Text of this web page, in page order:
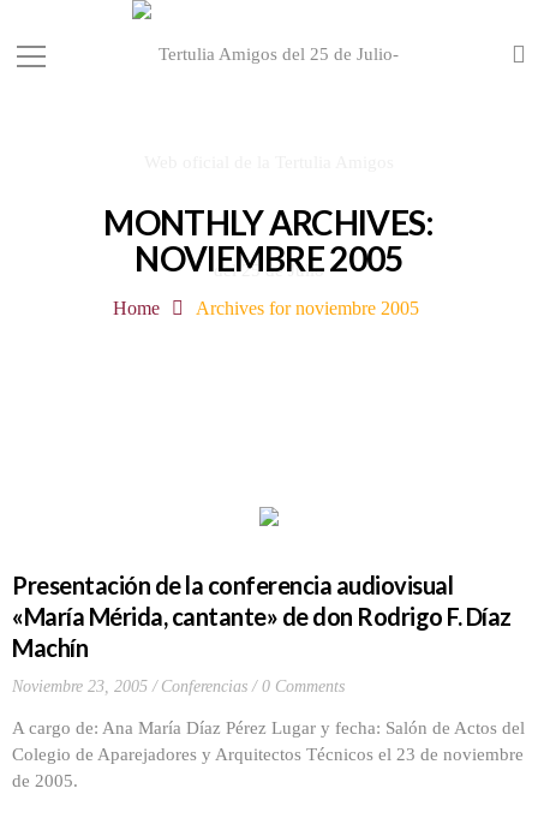
MONTHLY ARCHIVES:
NOVIEMBRE 2005
Home Archives for noviembre 2005
Presentación de la conferencia audiovisual
«María Mérida, cantante» de don Rodrigo F. Díaz
Machín
Noviembre 23, 2005 Conferencias 0 Comments
A cargo de: Ana María Díaz Pérez Lugar y fecha: Salón de Actos del
Colegio de Aparejadores y Arquitectos Técnicos el 23 de noviembre
de 2005.